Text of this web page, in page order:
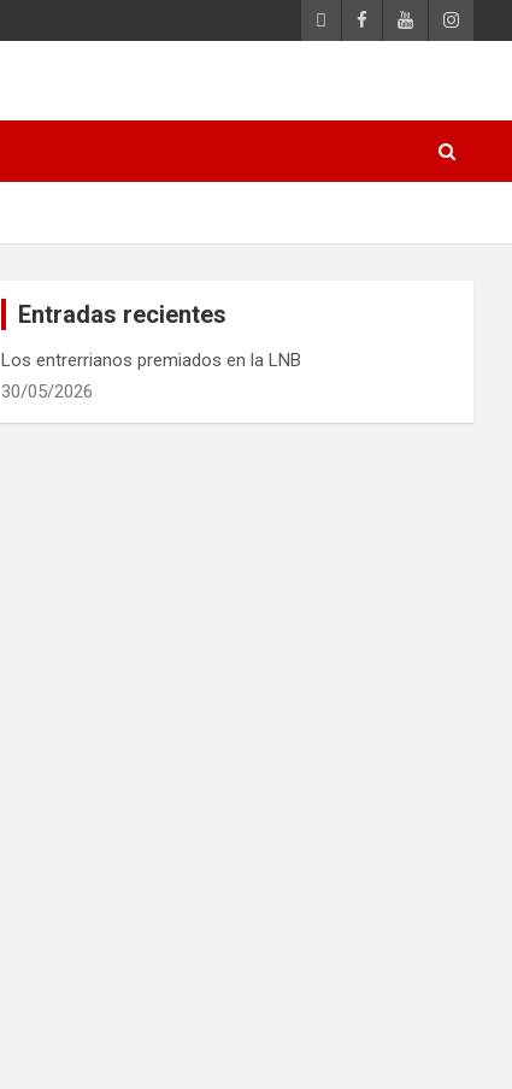
Entradas recientes
Los entrerrianos premiados en la LNB
30/05/2026